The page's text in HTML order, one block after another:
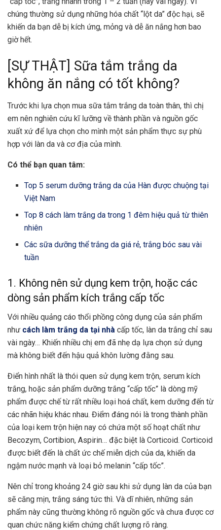
chúng thường sử dụng những hóa chất “lột da” độc hại, sẽ
khiến da bạn dễ bị kích ứng, mỏng và dễ ăn nắng hơn bao
giờ hết.
[SỰ THẬT] Sữa tắm trắng da
không ăn nắng có tốt không?
Trước khi lựa chọn mua sữa tắm trắng da toàn thân, thì chị
em nên nghiên cứu kĩ lưỡng về thành phần và nguồn gốc
xuất xứ để lựa chọn cho mình một sản phẩm thực sự phù
hợp với làn da và cơ địa của mình.
Có thể bạn quan tâm:
Top 5 serum dưỡng trắng da của Hàn được chuộng tại
Việt Nam
Top 8 cách làm trắng da trong 1 đêm hiệu quả từ thiên
nhiên
Các sữa dưỡng thể trắng da giá rẻ, trắng bóc sau vài
tuần
1. Không nên sử dụng kem trộn, hoặc các
dòng sản phẩm kích trắng cấp tốc
Với nhiều quảng cáo thổi phồng công dụng của sản phẩm
như cách làm trắng da tại nhà cấp tốc, làn da trắng chỉ sau
vài ngày… Khiến nhiều chị em đã nhẹ dạ lựa chọn sử dụng
mà không biết đến hậu quả khôn lường đằng sau.
Điển hình nhất là thói quen sử dụng kem trộn, serum kích
trắng, hoặc sản phẩm dưỡng trắng “cấp tốc” là dòng mỹ
phẩm được chế từ rất nhiều loại hoá chất, kem dưỡng đến từ
các nhãn hiệu khác nhau. Điểm đáng nói là trong thành phần
của loại kem trộn hiện nay có chứa một số hoạt chất như
Becozym, Cortibion, Aspirin… đặc biệt là Corticoid. Corticoid
được biết đến là chất ức chế miễn dịch của da, khiến da
ngậm nước mạnh và loại bỏ melanin “cấp tốc”.
Nên chỉ trong khoảng 24 giờ sau khi sử dụng làn da của bạn
sẽ căng mịn, trắng sáng tức thì. Và dĩ nhiên, những sản
phẩm này cũng thường không rõ nguồn gốc và chưa được cơ
quan chức năng kiểm chứng chất lượng rõ ràng.